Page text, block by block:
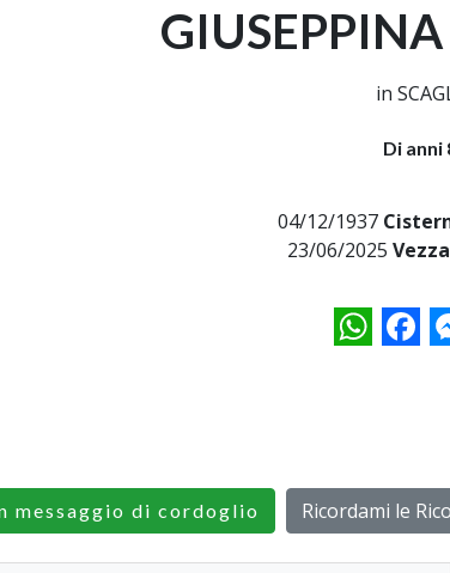
in
Di anni
04/12/1937
23/06/2025
WhatsApp
messaggio di cordoglio Ricordami le